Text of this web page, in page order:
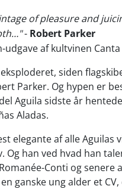
of pleasure and
- Robert Parker
udgave af kultvinen Canta
siden
Parker. Og hypen er
Aguila sidste år
Aladas.
elegante af alle Aguilas
Og han ved hvad han
Conti og senere
ganske ung alder et